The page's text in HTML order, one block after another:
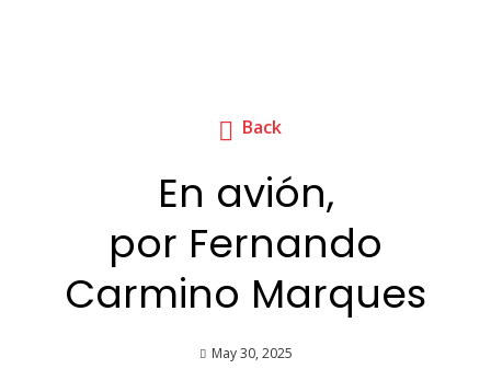
Back
En avión,
por Fernando
Carmino Marques
May 30, 2025